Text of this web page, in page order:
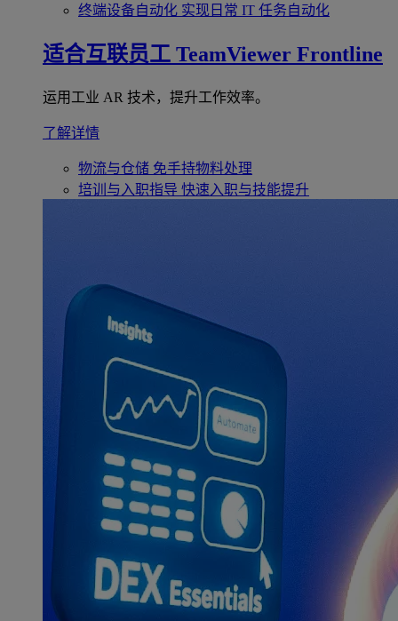
终端设备自动化 实现日常 IT 任务自动化
适合互联员工 TeamViewer Frontline
运用工业 AR 技术，提升工作效率。
了解详情
物流与仓储 免手持物料处理
培训与入职指导 快速入职与技能提升